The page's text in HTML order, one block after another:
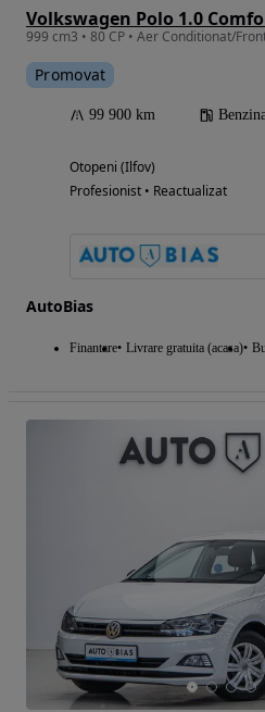
Volkswagen Polo 1.0
Promovat
99 900 km
Otopeni (Ilfov)
Profesionist • Reactualizat
AutoBias
Finantare Livrare gratuita (acasa)